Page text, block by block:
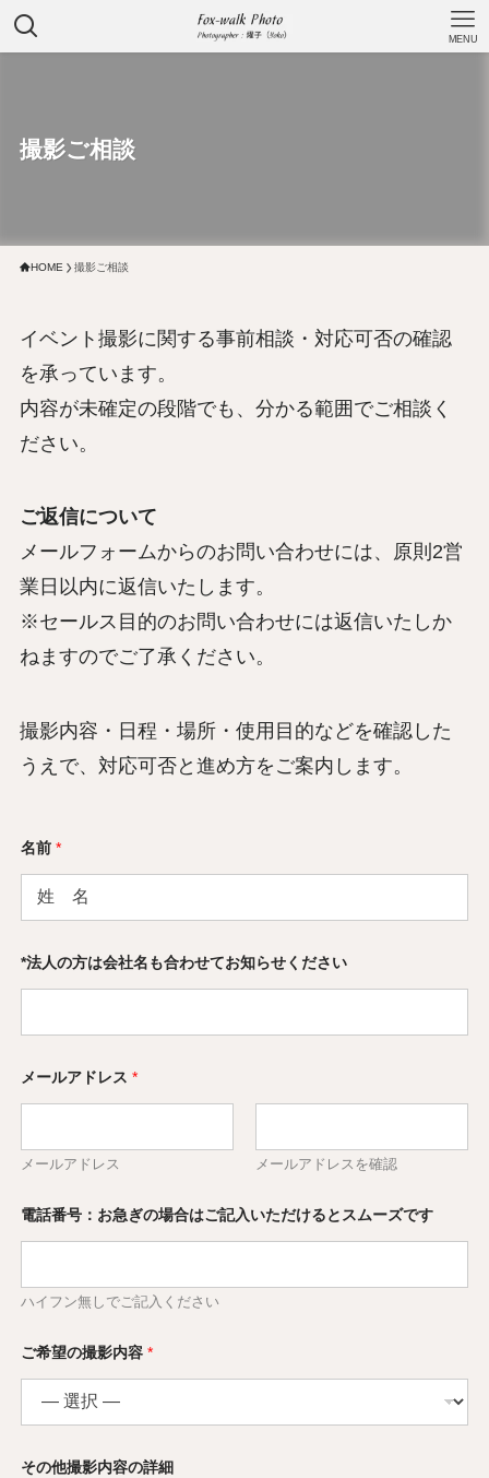
MENU
撮影ご相談
HOME 撮影ご相談
イベント撮影に関する事前相談・対応可否の確認
を承っています。
内容が未確定の段階でも、分かる範囲でご相談く
ださい。
ご返信について
メールフォームからのお問い合わせには、原則2営
業日以内に返信いたします。
※セールス目的のお問い合わせには返信いたしか
ねますのでご了承ください。
撮影内容・日程・場所・使用目的などを確認した
うえで、対応可否と進め方をご案内します。
名前 *
*法人の方は会社名も合わせてお知らせください
メールアドレス *
メールアドレス メールアドレスを確認
O
A
L
電話番号：お急ぎの場合はご記入いただけるとスムーズです
ハイフン無しでご記入ください
ご希望の撮影内容 *
その他撮影内容の詳細